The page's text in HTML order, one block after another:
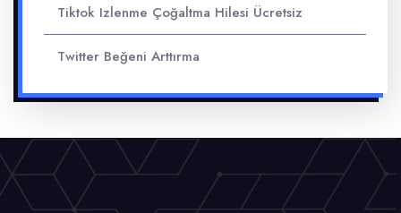
Tiktok Izlenme Çoğaltma Hilesi Ücretsiz
Twitter Beğeni Arttırma